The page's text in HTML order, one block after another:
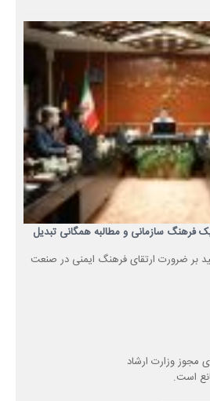
فرهنگ سازمانی و مطالبه همگانی تبدیل
بر ضرورت ارتقای فرهنگ ایمنی در صنعت
مجوز وزارت ارشاد
است.